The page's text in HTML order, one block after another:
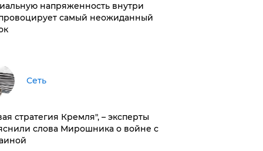
напряженность внутри
самый неожиданный
Сеть
стратегия Кремля", – эксперты
слова Мирошника о войне с